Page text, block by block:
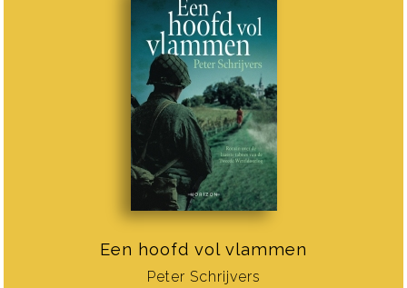
Een hoofd vol vlammen
Peter Schrijvers